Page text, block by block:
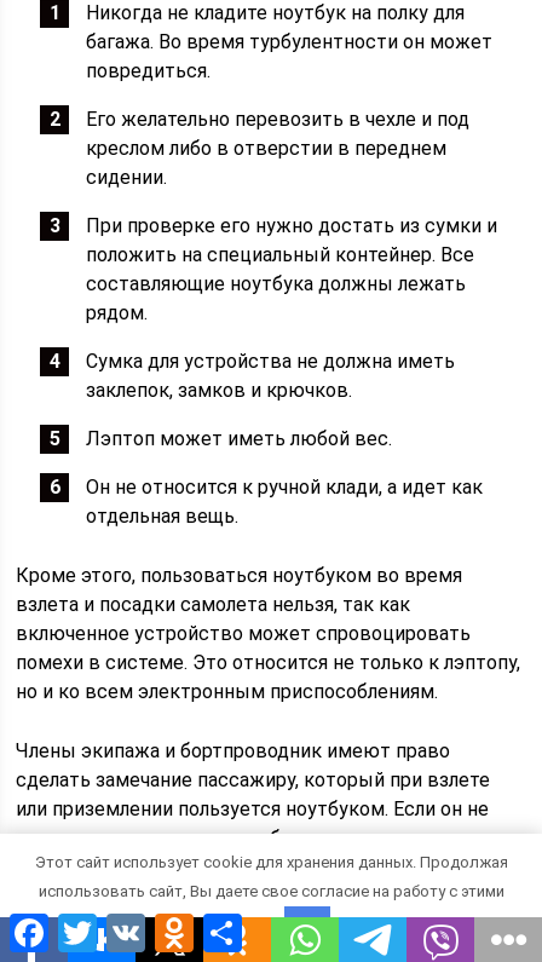
Никогда не кладите ноутбук на полку для
багажа. Во время турбулентности он может
повредиться.
Его желательно перевозить в чехле и под
креслом либо в отверстии в переднем
сидении.
При проверке его нужно достать из сумки и
положить на специальный контейнер. Все
составляющие ноутбука должны лежать
рядом.
Сумка для устройства не должна иметь
заклепок, замков и крючков.
Лэптоп может иметь любой вес.
Он не относится к ручной клади, а идет как
отдельная вещь.
Кроме этого, пользоваться ноутбуком во время
взлета и посадки самолета нельзя, так как
включенное устройство может спровоцировать
помехи в системе. Это относится не только к лэптопу,
но и ко всем электронным приспособлениям.
Члены экипажа и бортпроводник имеют право
сделать замечание пассажиру, который при взлете
или приземлении пользуется ноутбуком. Если он не
отключит его, у него могут быть серьезные
проблемы, так как это нарушение правил техники
безопасности. Нарушителя может ожидать штраф или
даже суд.
Facebook
TwitterVK Odnoklassniki
Отправить
Этот сайт использует cookie для хранения данных. Продолжая
использовать сайт, Вы даете свое согласие на работу с этими
файлами.
OK